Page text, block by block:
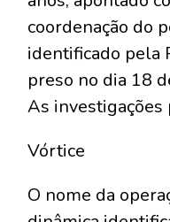
coordenação do
identificado pela
preso no dia 18
As investigações
Vórtice
O nome da